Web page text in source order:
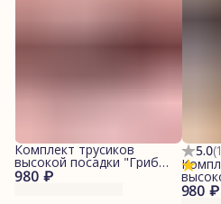
980 ₽
Комплект трусиков
высокой посадки "Грибы/
Винный"
5.0(1
980 ₽
Синий"